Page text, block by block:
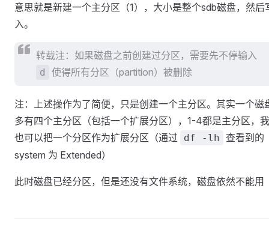
意思就是新建一个主分区（1），大小是整个sdb磁盘，然后
入。
转载注：如果磁盘之前创建过分区，需要先不停输入
d 使得所有分区（partition）被删除
注：上述操作为了简便，只是创建一个主分区。其实一个磁
多有四个主分区（包括一个扩展分区），1-4都是主分区，
也可以把一个分区作为扩展分区（通过
df -lh 查看到的
system 为 Extended）
此时磁盘已经分区，但是还没有文件系统，磁盘依然不能用